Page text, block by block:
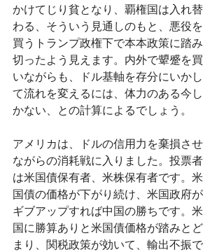
かけてじり貧となり、覇権国は入れ替
わる、そういう見通しのもと、悪役を
買うトランプ政権下で本本政策に踏み
切ったよう見えます。内外で顰蹙を買
いながらも、ドル基軸を存分にいかし
て流れを変えるには、体力のある今し
かない、との計算によるでしょう。
アメリカは、ドルの信用力を棄損させ
ながらの消耗戦に入りました。投票者
は米国債保有者、米株保有者です。米
国債の価格が下がり続け、米国政府が
ギブアップすれば中国の勝ちです。米
国に勝算ありと米国債価格が踏みとど
まり、関税政策が効いて、輸出不振で